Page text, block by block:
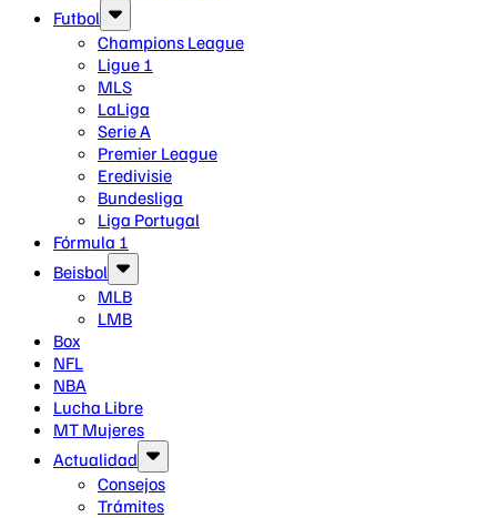
Futbol
Champions League
Ligue 1
MLS
LaLiga
Serie A
Premier League
Eredivisie
Bundesliga
Liga Portugal
Fórmula 1
Beisbol
MLB
LMB
Box
NFL
NBA
Lucha Libre
MT Mujeres
Actualidad
Consejos
Trámites